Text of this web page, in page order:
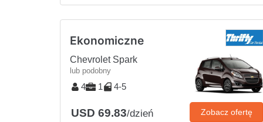
Ekonomiczne
Chevrolet Spark
lub podobny
4 1 4-5
USD 69.83/dzień Zobacz ofertę